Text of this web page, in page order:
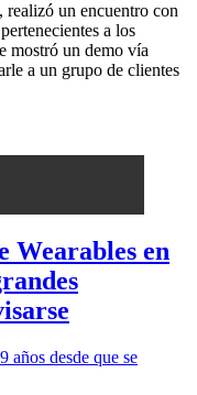
realizó un encuentro con
a los
mostró un demo vía
a un grupo de clientes
Wearables en
9 años desde que se